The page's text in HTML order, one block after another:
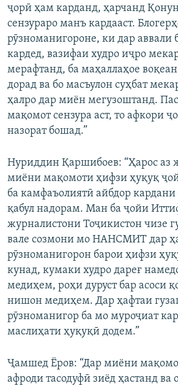
ҷорӣ ҳам карданд, ҳарчанд
сензураро манъ кардааст.
рӯзноманигороне, ки дар аввали
кардед, вазифаи худро иҷро
мерафтанд, ба маҳаллаҳое
дорад ва бо масъулон суҳбат
ҳалро дар миён мегузоштанд.
мақомот сензура аст, то афкори
назорат бошад.”
Нуриддин Қаршибоев: “Ҳарос аз
миёни мақомоти ҳифзи ҳуқуқ
ба камфаъолиятӣ айбдор
қабул надорам. Ман ба ҷойи
журналистони Тоҷикистон чизе
вале созмони мо НАНСМИТ дар
рӯзноманигорон барои ҳифзи
кунад, кумаки худро дареғ
медиҳем, роҳи дуруст бар асоси
нишон медиҳем. Дар ҳафтаи
рӯзноманигор ба мо муроҷиат
маслиҳати ҳуқуқӣ додем.”
Ҷамшед Ёров: “Дар миёни
афроди тасодуфӣ зиёд ҳастанд ва